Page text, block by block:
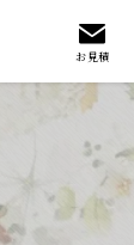
お見積